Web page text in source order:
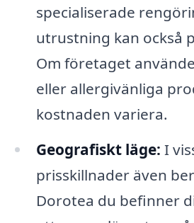
specialiserade
utrustning kan också
Om företaget
eller allergivänliga
kostnaden variera.
Geografiskt läge: I
prisskillnader även
Dorotea du befinner